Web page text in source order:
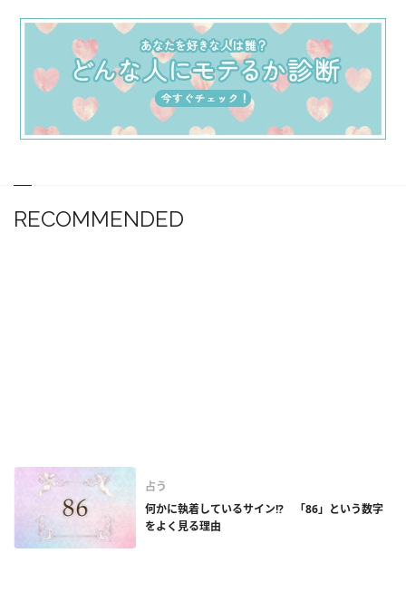
RECOMMENDED
占う
何かに執着しているサイン!? 「86」という数字
をよく見る理由